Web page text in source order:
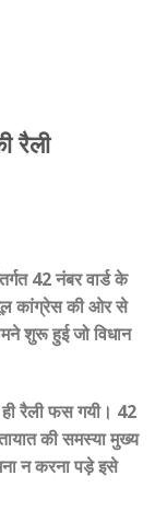
रैली
42 नंबर वार्ड के
कांग्रेस की ओर से
शुरू हुई जो विधान
रैली फस गयी। 42
की समस्या मुख्य
न करना पड़े इसे